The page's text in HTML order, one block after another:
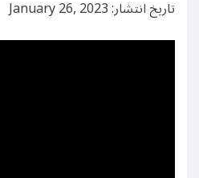
تاریخ انتشار: January 26, 2023